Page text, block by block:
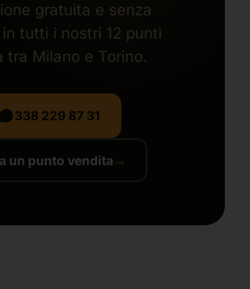
gratuita e senza
tutti i nostri 12 punti
tra Milano e Torino.
338 229 87 31
un punto vendita →